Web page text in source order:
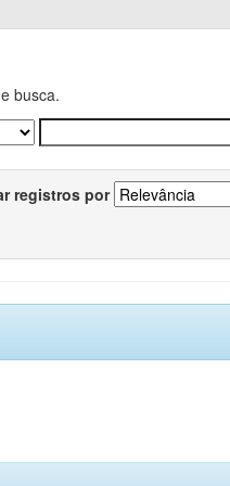
busca.
registros por